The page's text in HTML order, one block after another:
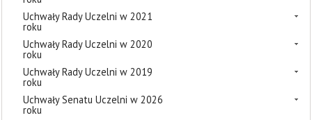
Uchwały Rady Uczelni w 2021
roku
Uchwały Rady Uczelni w 2020
roku
Uchwały Rady Uczelni w 2019
roku
Uchwały Senatu Uczelni w 2026
roku